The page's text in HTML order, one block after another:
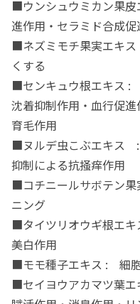
■ウンシュウミカン果
進作用・セラミド合成
■ネズミモチ果実エキ
くする
■センキュウ根エキス :
沈着抑制作用・血行促
育毛作用
■ヌルデ虫こぶエキス
抑制による抗掻痒作用
■コチニールサボテン
ニング
■タイツリオウギ根エ
美白作用
■モモ種子エキス : 細
■セイヨウアカマツ葉